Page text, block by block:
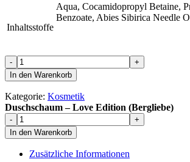
Inhaltsstoffe
Aqua, Cocamidopropyl Betaine,
Benzoate, Abies Sibirica Needle
Duschschaum
–
Love
Edition
(Bergliebe)
Menge
-
+
In den Warenkorb
Kategorie: Kosmetik
Duschschaum – Love Edition (Bergliebe)
Duschschaum
–
Love
Edition
-
+
In den Warenkorb
Zusätzliche Informationen